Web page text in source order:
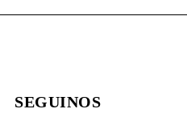
SEGUINOS